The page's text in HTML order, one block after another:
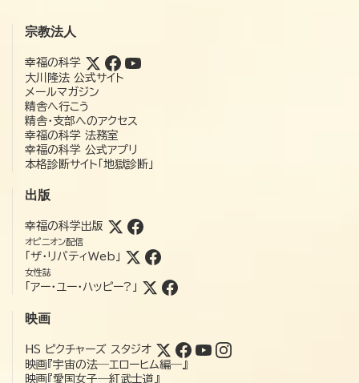
宗教法人
幸福の科学
大川隆法 公式サイト
メールマガジン
精舎へ行こう
精舎・支部へのアクセス
幸福の科学 法務室
幸福の科学 公式アプリ
本格診断サイト「地獄診断」
出版
幸福の科学出版
オピニオン配信
「ザ・リバティWeb」
女性誌
「アー・ユー・ハッピー?」
映画
HS ピクチャーズ スタジオ
映画『宇宙の法―エローヒム編―』
映画『愛国女子―紅武士道』